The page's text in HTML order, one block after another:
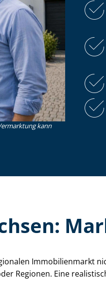
kann
Immobilienmarkt
Regionen. Eine